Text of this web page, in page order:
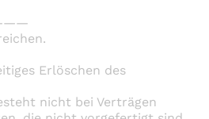
Erlöschen des
nicht bei Verträgen